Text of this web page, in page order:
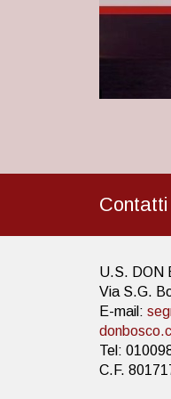
Contatti
U.S. DON
Via S.G.
E-mail:
Tel:
C.F.